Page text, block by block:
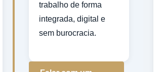
trabalho de forma
integrada, digital e
sem burocracia.